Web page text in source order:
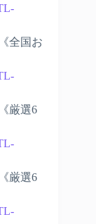
全国お
厳選6
厳選6